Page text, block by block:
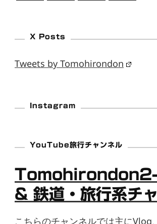
X Posts
Tweets by Tomohirondon
Instagram
YouTube旅行チャンネル
& 鉄道・旅行系チ
こちらのチャンネルでは主にVlog